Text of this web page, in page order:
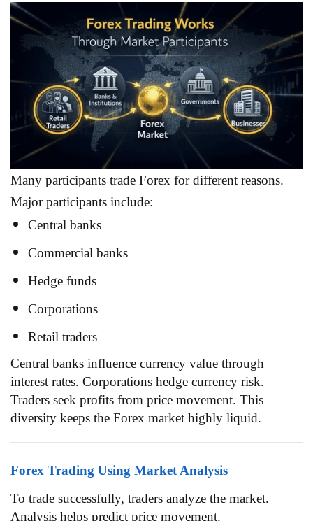
Many participants trade Forex for different reasons.
Major participants include:
Central banks
Commercial banks
Hedge funds
Corporations
Retail traders
Central banks influence currency value through
interest rates. Corporations hedge currency risk.
Traders seek profits from price movement. This
diversity keeps the Forex market highly liquid.
Forex Trading Using Market Analysis
To trade successfully, traders analyze the market.
Analysis helps predict price movement.